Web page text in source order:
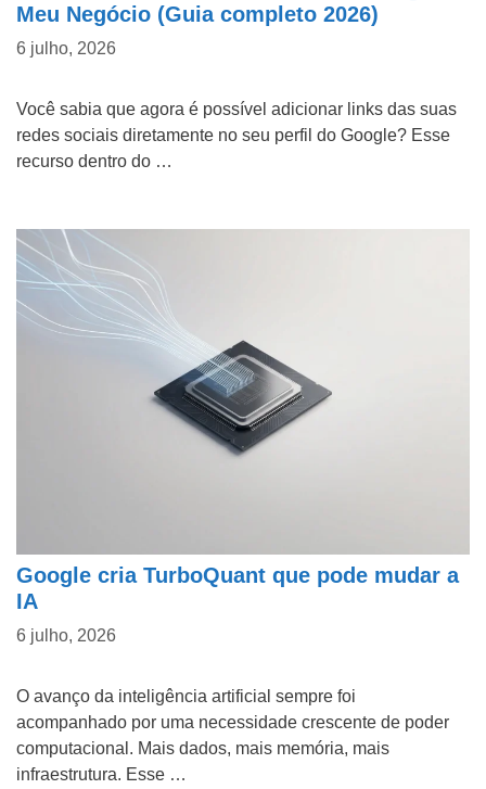
Meu Negócio (Guia completo 2026)
6 julho, 2026
Você sabia que agora é possível adicionar links das suas
redes sociais diretamente no seu perfil do Google? Esse
recurso dentro do …
Google cria TurboQuant que pode mudar a
IA
6 julho, 2026
O avanço da inteligência artificial sempre foi
acompanhado por uma necessidade crescente de poder
computacional. Mais dados, mais memória, mais
infraestrutura. Esse …
f
o
e
*
m
e
a
e
e
s
C
o
o
f
c
o
u
s
d
n
s
?
Tipo do Projeto
Criação de Site
Criação de Loja Virtual
SEO (Ranking no Google)
Videos Animados
Marketing Digital
D
e
t